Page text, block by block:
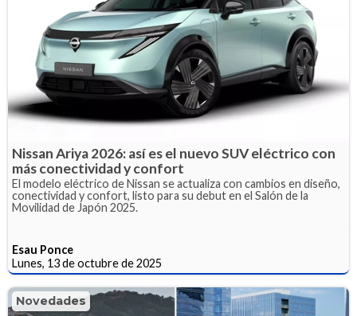
Nissan Ariya 2026: así es el nuevo SUV eléctrico con
más conectividad y confort
El modelo eléctrico de Nissan se actualiza con cambios en diseño,
conectividad y confort, listo para su debut en el Salón de la
Movilidad de Japón 2025.
Esau Ponce
Lunes, 13 de octubre de 2025
Novedades